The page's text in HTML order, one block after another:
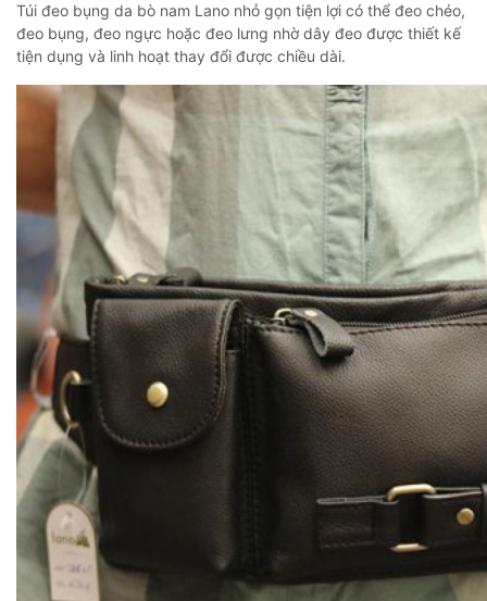
Túi đeo bụng da bò nam Lano nhỏ gọn tiện lợi có thể đeo chéo,
đeo bụng, đeo ngực hoặc đeo lưng nhờ dây đeo được thiết kế
tiện dụng và linh hoạt thay đổi được chiều dài.